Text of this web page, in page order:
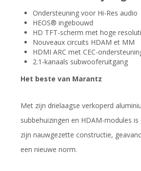
Ondersteuning voor Hi-Res audio
HEOS® ingebouwd
HD TFT-scherm met hoge
Nouveaux circuits HDAM et MM
HDMI ARC met CEC-
2.1-kanaals subwooferuitgang
Het beste van Marantz
Met zijn drielaagse verkoperd
subbehuizingen en HDAM-modules
zijn nauwgezette constructie,
een nieuwe norm.